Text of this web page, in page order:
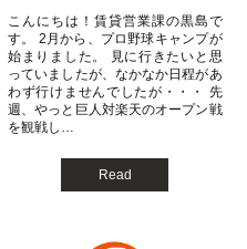
こんにちは！賃貸営業課の黒島で
す。 2月から、プロ野球キャンプが
始まりました。 見に行きたいと思
っていましたが、なかなか日程があ
わず行けませんでしたが・・・ 先
週、やっと巨人対楽天のオープン戦
を観戦し…
Read